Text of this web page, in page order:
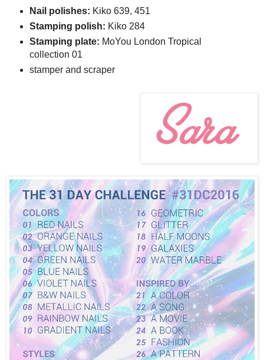
Nail polishes: Kiko 639, 451
Stamping polish: Kiko 284
Stamping plate: MoYou London Tropical
collection 01
stamper and scraper